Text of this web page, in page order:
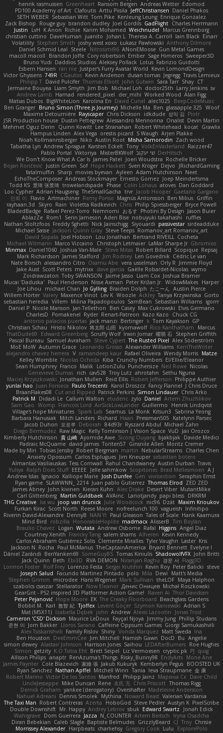
henrik rasmussen Greenheart Ransom Bergen Andreas Wetter Edomod
PD100 Academy of Art Clafoutis Arttu Piisila JeffChristiansen Daniel Phakos
SETH WEBER Sebastian Witt Tom Pike Kenleung Leung Enrique Gonzalez
Zack Bishop
Rouge guy brandon dudley Joel Gordils GadFlight Charles Herrmann
Justin
LvH K Anon Richie Karim Mohamed Weichnudel
Marcus Grennborg
christian cuttino DaveHuman juanito Johan L Theresa A. Carroll Iain Black Einarr
Volatility Stephen Smith joshy west xoxo Łukasz Pawłowski Anthony Dilmore
Daniel Schmid Leal Steele Nitrosimi96 ANonEMoose Gun Metal Games
macoll macoll
Brandon Joffe Cory robertson Ember Sage Himeros Sweeper3D
Bruno Yudi Daddios Studios Aleksey Pollack Lotus Fabrizio Guidotti
Esbern Hansen ran nie Justper's Furry Avatar World Kevin LomondDesign
Victor Ghyssens 749R CGautos Kevin Anderson dusan tomas Jegregg Travis Lemieux
Philipp T David Pulcifer Thomas Elliott John Gutwin Sara Tarr Shay CT
Jermaine Bouyea Liam Smyth Jim Bob Michael Loh doctor25th Larry Jenkins sv
Andrew Lamb Hamad rendered_pixel der_mihi Worked Wood Alan Figg
Matias Dubos BigWhiteLion Karolina En David Curiel alec1025
BeepCodeMusic
Ben Granger Bruno Simon (Three.js Journey) Michelle Ma Ben glassapple 325 Woof
Maxime Detournière Rayscaper Chris Dickson idkdude 성익 김 Piotr
JSR Production house Dustin Pettegrew Alessandro Mennonna Onalist Devin Martin
Mehmet Oguz Derin
Quinn Kowitt Lee Stranahan Robert Whitehead kocat Grawlix
Hampus Linden Alex Vega orestis picard S Waugh Arjen Plakke
Noah Kollmannsberger Niko Austin Root Misha Samorodin Zach wood
Tabatha Lyn Andrew Sprague Karsten Eckelt Tony VolkEnVaderland Raizzer47
Pablo Portal Viktoriya MisterBKWolf שי יעקוב DerHitsch
We Don't Know What A Car Is James Patel Joeri Woudstra Rochelle Bricker
Bojan Rončević Justin Green Sof Hope Hackett Sven Kröger Dejvo
JRichardGaming
fatalmuffin Sharp movies byevan Ayleen Adam Hutchinson Neet
EchoTheComposer Andreas Stockmayer Ernesto Gomez Joep Meindertsma
Todd KS 景琦 张景琦 trowelandspade Phase Colin Lohaus atoves Dan Goddard
Loo Cypher Adrian Haugseng TheSmallGacha trvr Jacob Hooper Gaetano Gargano
민희 이
Flavio Artmachiner Remy Ponso Magnús Antonsson Ben Milius Griffin
rayhaan.3d
Skyro Rain Violetta Radkevich Chris Philip Spiessberger Bryce Powell
BladedBadge Rafael Perez-Torro Nemnomi おるす Photini By Design Jason Buier
AblazZe Rom1 Serin Jameson Aden Bise nobuyuki takahashi
ruffles
Nathan Stoltzfoos Freddy Sghetti Nick Jainschigg Siyouardi passivestar sirdeadduke
Michael Sasse Jackson Quinn Gray Steve Teeps Romanov_art Romanov_art
David Sopala Joel Hobson Lou Jonathan Bertrand RIVEILL Cocheta
Michael Witmann Marco Vizcaino Christoph Letmaier LaMar Sharpe Jr Gbromios
Minmax Daniel1060 Joshua Van-Male Steve Mitas Robert Billard Scopique Repsaj
Mark Richardson James Stafford Jim Rodney Len Govednik Cédric Le van
Nate Borsch alessandro Citro Osamu Abe vera usselman Orly R Jimmie Floyd
Jake Aust Scott Peters mytrixx dave garcia Gaëlle Robardet-Nicolas wymo
Zoidrawzaton Toby SWANSON Jaime Jasso Liam Cox Joshua Bramer
Mucai 'Daduska' Paul Henderson Nisse Axman Peter Križan Jr. WidowMakes Harper
Joe Lihou
michael Chan Jo Gylling Braiden Dolph たこーん Austin Pierce
Willem Hörter Valery Maxence Vinot Lev K Woozle Ackley Tanya Krzywinska Gorto
sebastian heredia Villem Milina Papadopoulos SamBean Sebastian Williams igorrr
Daniel P Nicole Manson Jan Tellethon Ben Casey Max Cukrowski Elvis Germano
CharlesD
Pomakenel Ryder Renart-Patreon Kazo Kazo
Chuck CG
antonio palacios puertas jack manzi Bertinger k Tom Kayakson GP
Christian Schau
Hristo Nikolov 将太郎 山田 kyomawolf Rico Kanthatham
Marcus
ThatDude69
Edward Greenberg Scruffy Wolf Irwin Jomar 曜萌 石 Stephen Griffith
Pascal Bureau Samuel Avraham Steve Cypert The Rusted Pixel Alex Söderström
MoE MoW Autumn Grace Leonardo Grosso Alexander Williams KerriTheWriter
alejandro chavez herrera V ramandeep kaur Rafael Oliveira Wendy Morris Matze
Kelley Womble Nicolas Ocheda Kiba Crunchy Numbers El/Ellie/Eleanor
Sean Humphrey Franco Malik LotionZulu Punchersize Neil Rowe Nicolas
Genevieve Dumas rich cav528 Troy Lutz ahrotahn
Sethu Nguna
Maciej Krzyszkowski Jonathan Mullen Reid Ellis Robert Jefferson Philippe Authier
yunlai hao Juan Fonseca Paulo Trecenti Karol Droszcz Fancy Flannel J Chris Druce
BraanFlakes08 Cut and Ripped Patrick Perkins Simon Lindauer Chris Arko
Patrick M
Didadi Le Callum Walton etudenc zylo Daniel Artem Zhuzhlikov
Sam Gao Womp Francois Lord AirSickLowLander Guillermo
Henrik Lindqvist
Village's hope Miniatures Spark Lab Seamus La Monk Kitsun3
Sabrina Yeong
Barbara Hanusiak Mitch Landers Richard Haan Pressman505
Katelynn Parsec
Jacob Duhon 포로루 Deborah 84d93r Ryszard Abdul Michael Zahn
Diego Bermudez Raw Magic Kelly Tomlinson | Vision Space VuD Jaii Orozco
Kimberly Hutchinson 貴 山崎 Ayomide Awe Sicong Ouyang bjakbjak Davide Medici
Padraic McQuarrie david james Toriten57 Ginsnile Allen Moritz Cremer
Made by Miri Tobias Jensby Robert Bergman martin NebularStreams Charles Chen
Anxiety Opossum Carlos Esplugues Jim Kneuper sebastian botero
Almantas Vasiliauskas Tess Cornwall Rahul Chandwaney Austin Durban Travis
Yuliya Ralph Does Stuff EEEEE Jelle sahmkow Scopitones Brad Mellesmoen A J
Andrew Islas Ignacio Kalliope Marie Josh Dunfee Gen viviisection Seraphin Ernst
Ryan game SLAWWNN_ 2214 Juan pablo Gutierrez Thomas Elrod ZED ZED
James Abney John kivinen Kieran Kuhn Alec Drake Desert Viber MutantMike
Carl Glittenberg Martin Guldbaek AVAinc. Lariotjandy papi bless DRKRM
THG Creative lia wu joop van drunick Julie Woodcock nic96 Dzät Maxim Krioukov
Furkan Kirac Scott North Reese Moore nofreelunch 100 vagueish Infinitipo
Riverin David-Alexandre DennyB NAN YI Paul Gleason Tales of Scale Hank Kaamura
Mind Bird
robzilla HonorableHoplite madmacx AlisserB Tim Boylan
Braulio Chavez
Logan Wutata Andrew Osborne Rafal Higgins Angel Diaz
Courtney Xenith Francky Tang salem shams Alheren Kevin Kennedy
Carlos Abraham Gutiérrez Solis Clemente Miralles Tyler Vaughn Laster Kris
Jackson N. Rocha Paul McManus TheCaptainAmerica Bryant Bennett Evelyne I
Dániel Zarándi BenYanken69 SomeGuyBS Tomas Kiniulis ShadowolfVFX John Britti
Jack Quinn Beth Ebi3D RVA DEMON Niranjan Raghu 경문 서 Flagg3D
Lonnon Foster Rolf Frey Lorenzo Festa Sergei Krutihin Kevin Roy Peter Balicki steve
Joseph Salud
Facundo Martinez Pintado polo Mila Dewi
Matt's Media
Stephen Grimm
microdee Hans Wegener Mark Sullivan theLOF Maya Halphon
szabolcs csaszar Stellarator Now Eleanor Денис Оницев Michał Roszkowski
GearGrit - PS2 inspired 3D Platformer Action Game!
Raven Ai Thor Davidsen
Peter Pejanović Hope Moore EK The Creaky Floorboard Beachglass Gardens
Bobbit M. Karl 敦智 紀 Tjoffex Levent Göçer Szymon Kaniewski Adrian S
Mat (M5X11) Izabella Dębek john Andrew Alexis Lazootin
Jonas Trost
Cameron 'CSD' Dickson Maurice LeDoux Fayçal Njoya Jimmy Jung Phillip Studans
준현 이 Jorn Bakker Lloros Sarano Caffeine Oppsum Games Giorgi Samukashvili
Alex Tsiskarishvili Family Rislov Shiny Vonda Marquez Matt Sweda Ina
Ben Houston
DeeEmmCee Jim Mitchell Hamish Gawn DocD Bu Angelie
simon dewey Alastair Johnson Harrison Jones Saihou LEDAfterBurners Roe Hughes
Simon getzity K.O Tsitra Eht Brett Seipel Liz Vermoesen cryptic pk PJ quig
Allison Philips anaptr RenAzuma's Things Risky_Bunny98 EndyArts Mone Ane
James Paynter Cole Blazevich 家維 張 Jakub Kukuryk Kemberlyn Pegus BOOSTED UK
Ryan Sanchez Nathan Apffel Mitchell Winn Tania Ieva Straupmane 金 康
Robert Marino Victor De los Santos Manfred Philipp Jainz Марина Ск Dave Child
UncleJesseppe Mike Duncan Rene 名氏 无 Chris Priscott Thomas Rigg
Derrick Graham yankee (derogatory) Overshafter Madeleine Andersson
Nahuel Adreani Dennis Smolek Mythina Noward Beast Valerian Vardania
The Taxi Man Robert Contreras Azerta HoboGod Steve Pedler Austyn K PixelScribe
Double Downshift Mr. Happy Andrey Lebrov sbuk Edward Swartz
Jonah Edick
Wahrgrave Dom Guerrera Jazza N_COUNTER Artem Beitsch
Iryna Osadcha
Diran Bebekian Caleb Slagle Baptiste Belmudes GrizzlyBeard CJ Troy Chrisie
Morrissey Alexander Harpbeats charliehsy Gregory Cook Lulu
ExplorePolo